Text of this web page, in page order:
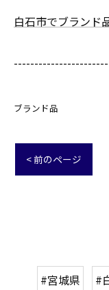
白石市でブランド
ブランド品
< 前のページ
#宮城県 #